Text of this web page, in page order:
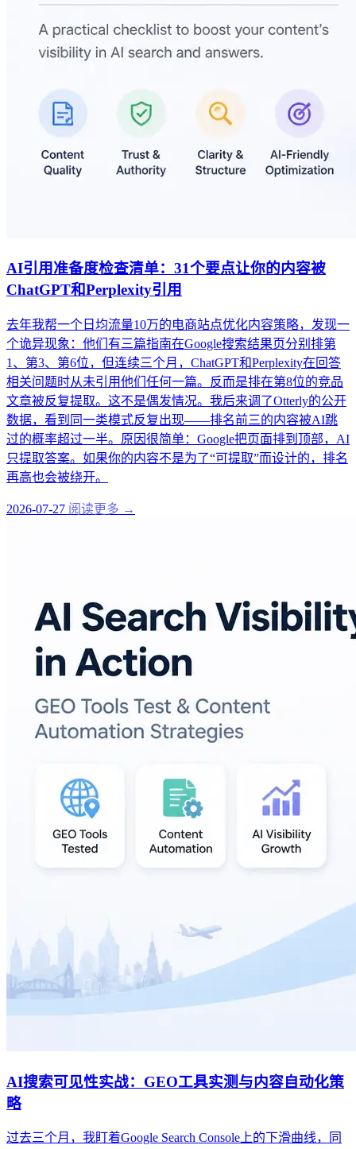
AI引用准备度检查清单：31个要点让你的内容被
ChatGPT和Perplexity引用
去年我帮一个日均流量10万的电商站点优化内容策略，发现一
个诡异现象：他们有三篇指南在Google搜索结果页分别排第
1、第3、第6位，但连续三个月，ChatGPT和Perplexity在回答
相关问题时从未引用他们任何一篇。反而是排在第8位的竞品
文章被反复提取。这不是偶发情况。我后来调了Otterly的公开
数据，看到同一类模式反复出现——排名前三的内容被AI跳
过的概率超过一半。原因很简单：Google把页面排到顶部，AI
只提取答案。如果你的内容不是为了“可提取”而设计的，排名
再高也会被绕开。
2026-07-27 阅读更多 →
AI搜索可见性实战：GEO工具实测与内容自动化策
略
过去三个月，我盯着Google Search Console上的下滑曲线，同